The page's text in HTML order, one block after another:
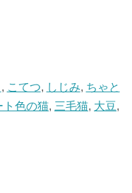
, こてつ, しじみ, ちゃと
ト色の猫, 三毛猫, 大豆,